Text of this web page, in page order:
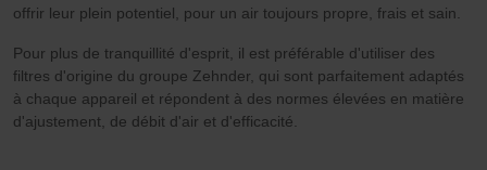
Zehnder Group Italia S.r.l.: Privacy
Limitet Şirketi: Web Sitesi Çerezleri
Zehnder Group Nederland bv: Privacyverklaringen
Zehnder Group Sales International: Privacy Policy
offrir leur plein potentiel, pour un air toujours propre, frais et sain.
Pour plus de tranquillité d'esprit, il est préférable d'utiliser des
filtres d'origine du groupe Zehnder, qui sont parfaitement adaptés
à chaque appareil et répondent à des normes élevées en matière
d'ajustement, de débit d'air et d'efficacité.